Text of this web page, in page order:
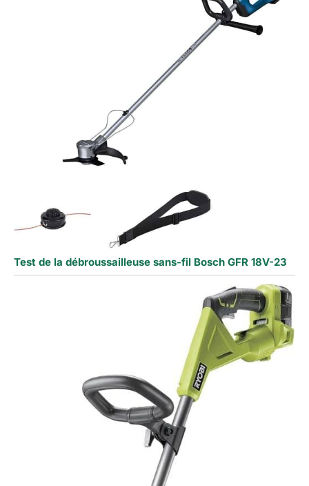
Test de la débroussailleuse sans-fil Bosch GFR 18V-23